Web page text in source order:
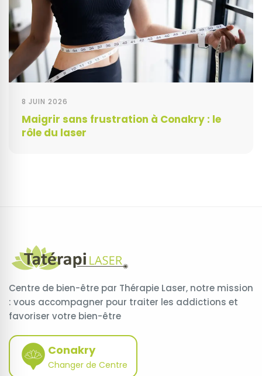
8 JUIN 2026
Maigrir sans frustration à Conakry : le
rôle du laser
Centre de bien-être par Thérapie Laser, notre mission
: vous accompagner pour traiter les addictions et
favoriser votre bien-être
Conakry
Changer de Centre